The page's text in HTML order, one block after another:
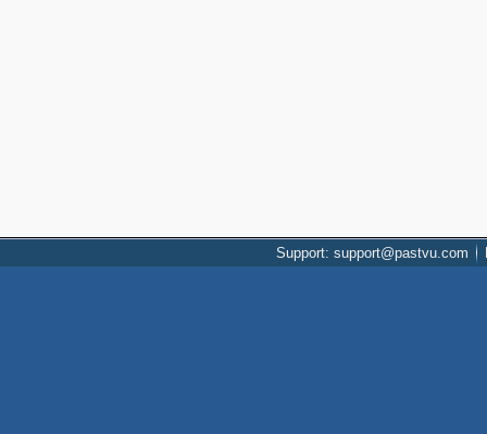
Support: support@pastvu.com